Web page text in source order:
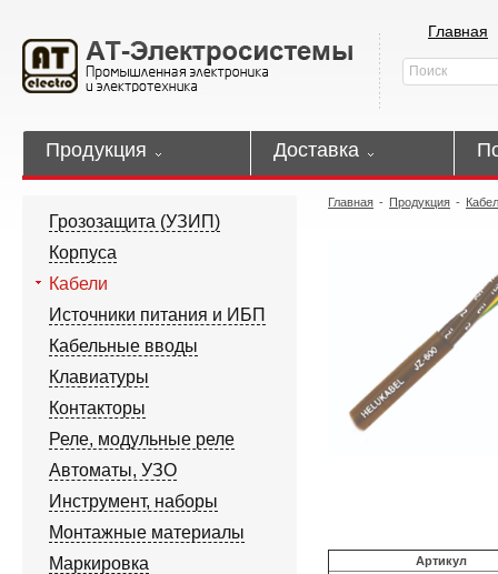
Главная
Продукция Доставка
Грозозащита (УЗИП)
Корпуса
Кабели
Источники питания и ИБП
Кабельные вводы
Клавиатуры
Контакторы
Реле, модульные реле
Автоматы, УЗО
Инструмент, наборы
Монтажные материалы
Маркировка
Главная - Продукция -
Артикул